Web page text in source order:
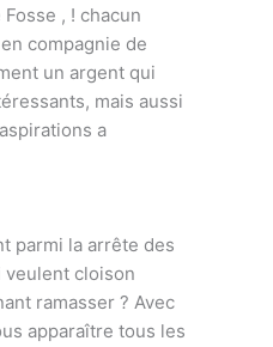
, ! chacun
compagnie de
un argent qui
mais aussi
a
parmi la arrête des
veulent cloison
ramasser ? Avec
apparaître tous les